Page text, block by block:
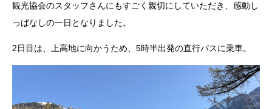
観光協会のスタッフさんにもすごく親切にしていただき、感動し
っぱなしの一日となりました。
2日目は、上高地に向かうため、5時半出発の直行バスに乗車。